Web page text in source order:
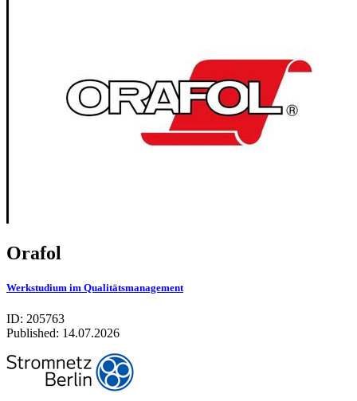
Orafol
Werkstudium im Qualitätsmanagement
ID: 205763
Published: 14.07.2026